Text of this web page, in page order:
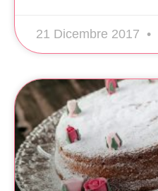
21 Dicembre 2017